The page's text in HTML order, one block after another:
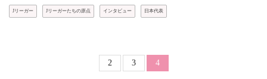
Jリーガー Jリーガーたちの原点 インタビュー 日本代表
ページ送り
Page
2 Page
3 カレントページ
4